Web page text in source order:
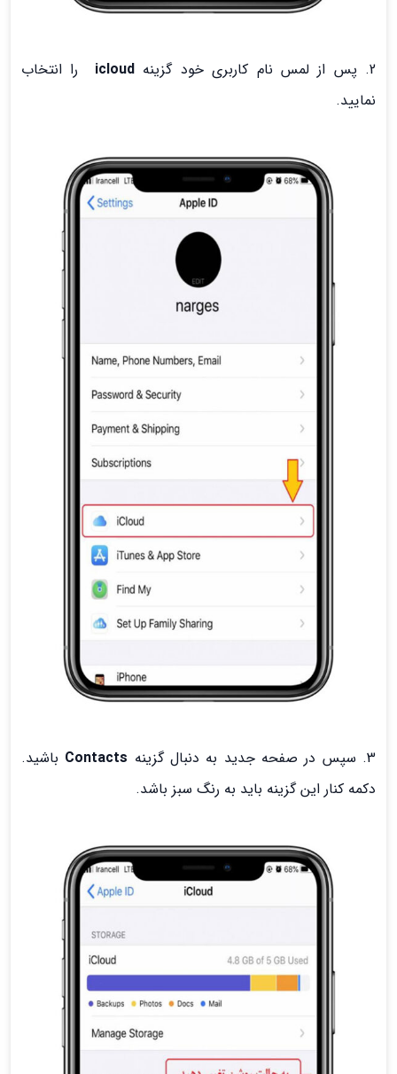
2. پس از لمس نام کاربری خود گزینه icloud
را انتخاب
نمایید.
3. سپس در صفحه جدید به دنبال گزینه Contacts باشید.
دکمه کنار این گزینه باید به رنگ سبز باشد.